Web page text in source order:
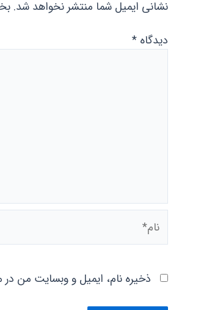
نشانی ایمیل شما منتشر نخواهد شد.
دیدگاه *
ذخیره نام، ایمیل و وبسایت من در